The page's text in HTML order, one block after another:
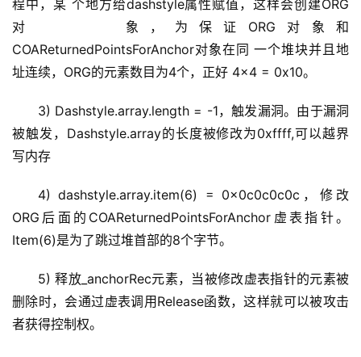
程中，某 个地方给dashstyle属性赋值，这样会创建ORG
对 象，为保证ORG对象和
COAReturnedPointsForAnchor对象在同 一个堆块并且地
址连续，ORG的元素数目为4个，正好 4×4 = 0x10。
3) Dashstyle.array.length = -1，触发漏洞。由于漏洞
被触发，Dashstyle.array的长度被修改为0xffff,可以越界
写内存
4) dashstyle.array.item(6) = 0x0c0c0c0c，修改
ORG后面的COAReturnedPointsForAnchor虚表指针。
Item(6)是为了跳过堆首部的8个字节。
5) 释放_anchorRec元素，当被修改虚表指针的元素被
删除时，会通过虚表调用Release函数，这样就可以被攻击
者获得控制权。